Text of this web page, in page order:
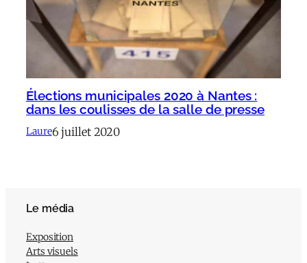
Élections municipales 2020 à Nantes :
dans les coulisses de la salle de presse
Laure6 juillet 2020
Le média
Exposition
Arts visuels